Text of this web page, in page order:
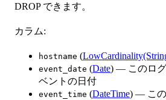
DROP できます。
カラム:
hostname (
event_date (Date) — このロ
ベントの日付
event_time (DateTime) — こ